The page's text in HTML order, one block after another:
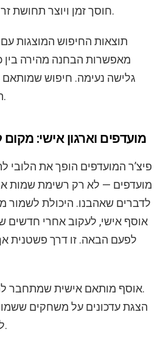
חוסך זמן ויוצר תחושת זרימה בהיכרות עם המגוון.
תוצאות החיפוש המוצגות
מאפשרות הבחנה מהירה בין
גלישה נעימה. חיפוש
תורם לחוויה אישית יותר.
מועדפים וארגון אישי:
פיצ’ר המועדפים הופך את הלובי
מועדפים — לא רק רשימת שמות
לדברים שאהבנו. היכולת
אוסף אישי, לעקוב אחרי חדשים
לפעם הבאה. זו דרך פשטנית
אוסף מותאם אישית שמתחבר להעדפות המשתמש.
הצגת עדכונים על משחקים
לרדוף אחרי פרטים.